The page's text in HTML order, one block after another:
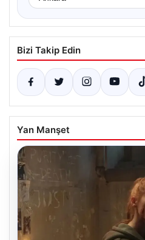
Bizi Takip Edin
Yan Manşet